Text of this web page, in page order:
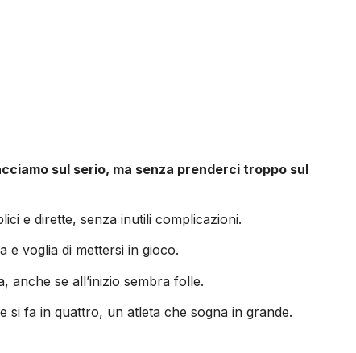
sul serio, ma senza prenderci troppo sul
e dirette, senza inutili complicazioni.
e voglia di mettersi in gioco.
se all’inizio sembra folle.
fa in quattro, un atleta che sogna in grande.